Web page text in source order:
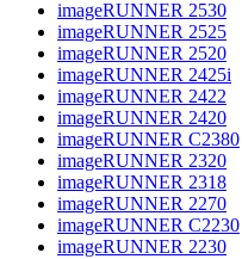
imageRUNNER 2530
imageRUNNER 2525
imageRUNNER 2520
imageRUNNER 2425i
imageRUNNER 2422
imageRUNNER 2420
imageRUNNER C2380
imageRUNNER 2320
imageRUNNER 2318
imageRUNNER 2270
imageRUNNER C2230
imageRUNNER 2230